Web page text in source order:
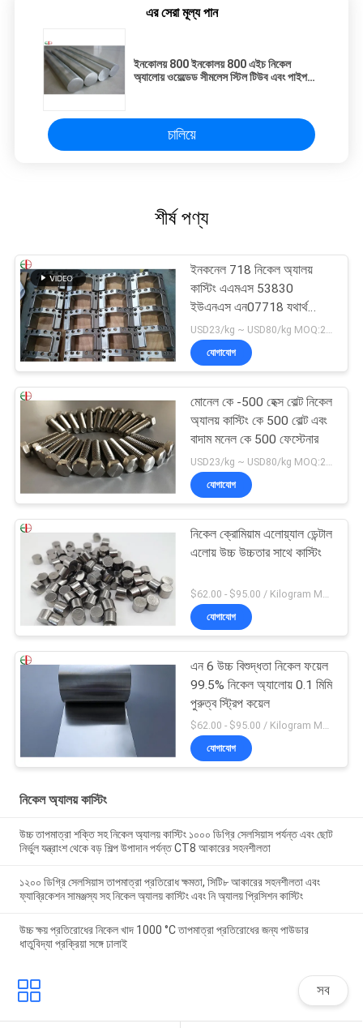
এর সেরা মূল্য পান
ইনকোলয় 800 ইনকোলয় 800 এইচ নিকেল
অ্যালোয় ওয়েল্ডেড সীমলেস স্টিল টিউব এবং পাইপ
চালিয়ে
শীর্ষ পণ্য
ইনকনেল 718 নিকেল অ্যালয়
কাস্টিং এএমএস 53830
ইউএনএস এন07718 যথার্থ
অংশগুলি
USD23/kg ~ USD80/kg MOQ:20 কেজি
যোগাযোগ
মোনেল কে -500 হেক্স বোল্ট নিকেল
অ্যালয় কাস্টিং কে 500 বোল্ট এবং
বাদাম মনেল কে 500 ফেস্টেনার
যোগাযোগ
নিকেল ক্রোমিয়াম এলোয়্যাল ডেন্টাল
এলোয় উচ্চ উচ্চতার সাথে কাস্টিং
যোগাযোগ
এন 6 উচ্চ বিশুদ্ধতা নিকেল ফয়েল
99.5% নিকেল অ্যালোয় 0.1 মিমি
পুরুত্ব স্ট্রিপ কয়েল
$62.00 - $95.00 / Kilogram MOQ:5 কিলোগ্রাম / কিলোগ্রাম
যোগাযোগ
নিকেল অ্যালয় কাস্টিং
উচ্চ তাপমাত্রা শক্তি সহ নিকেল অ্যালয় কাস্টিং ১০০০ ডিগ্রি সেলসিয়াস পর্যন্ত এবং ছোট
নির্ভুল যন্ত্রাংশ থেকে বড় শিল্প উপাদান পর্যন্ত CT8 আকারের সহনশীলতা
১২০০ ডিগ্রি সেলসিয়াস তাপমাত্রা প্রতিরোধ ক্ষমতা, সিটি৮ আকারের সহনশীলতা এবং
ফ্যাব্রিকেশন সামঞ্জস্য সহ নিকেল অ্যালয় কাস্টিং এবং নি অ্যালয় প্রিসিশন কাস্টিং
উচ্চ ক্ষয় প্রতিরোধের নিকেল খাদ 1000 °C তাপমাত্রা প্রতিরোধের জন্য পাউডার
ধাতুবিদ্যা প্রক্রিয়া সঙ্গে ঢালাই
সব